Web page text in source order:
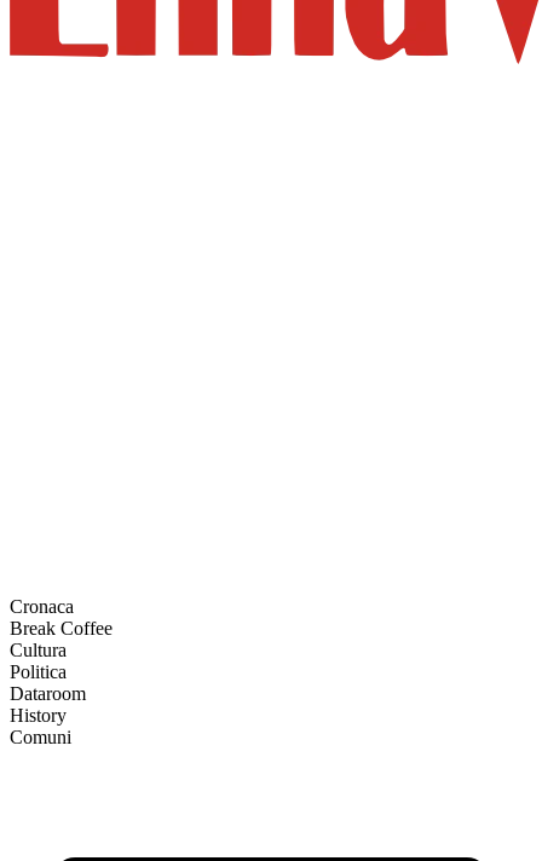
Cronaca
Break Coffee
Cultura
Politica
Dataroom
History
Comuni